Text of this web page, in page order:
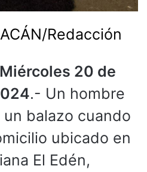
Redacción
20 de
.- Un hombre
balazo cuando
ubicado en
El Edén,